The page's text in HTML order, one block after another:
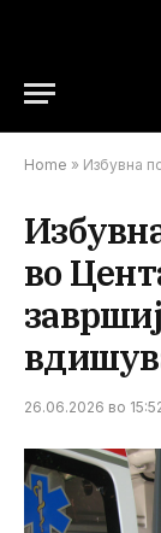
Home » Избувна пожар
во
26.06.2026 во